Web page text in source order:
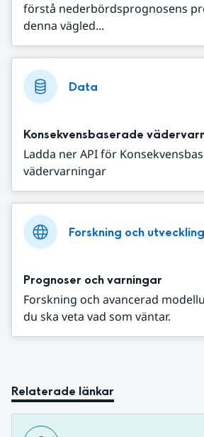
förstå nederbördsprognosens
denna vägled...
Data
Konsekvensbaserade
Ladda ner API för
vädervarningar
Forskning och utveckling
Prognoser och varningar
Forskning och avancerad
du ska veta vad som väntar.
Relaterade länkar